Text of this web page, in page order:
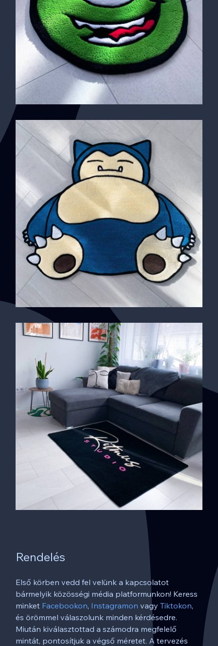
Rendelés
Első körben vedd fel velünk a kapcsolatot
bármelyik közösségi média platformunkon! Keress
minket Facebookon, Instagramon vagy Tiktokon,
és örömmel válaszolunk minden kérdésedre.
Miután kiválasztottad a számodra megfelelő
mintát, pontosítjuk a végső méretet. A tervezés